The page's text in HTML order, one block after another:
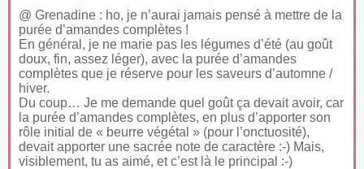
@ Grenadine : ho, je n’aurai jamais pensé à mettre de la
purée d’amandes complètes !
En général, je ne marie pas les légumes d’été (au goût
doux, fin, assez léger), avec la purée d’amandes
complètes que je réserve pour les saveurs d’automne /
hiver.
Du coup… Je me demande quel goût ça devait avoir, car
la purée d’amandes complètes, en plus d’apporter son
rôle initial de « beurre végétal » (pour l’onctuosité),
devait apporter une sacrée note de caractère :-) Mais,
visiblement, tu as aimé, et c’est là le principal :-)